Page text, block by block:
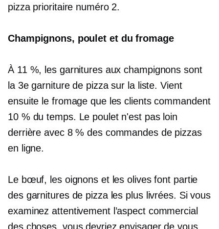
pizza prioritaire numéro 2.
Champignons, poulet et du fromage
À 11 %, les garnitures aux champignons sont
la 3e garniture de pizza sur la liste. Vient
ensuite le fromage que les clients commandent
10 % du temps. Le poulet n'est pas loin
derrière avec 8 % des commandes de pizzas
en ligne.
Le bœuf, les oignons et les olives font partie
des garnitures de pizza les plus livrées. Si vous
examinez attentivement l’aspect commercial
des choses, vous devriez envisager de vous